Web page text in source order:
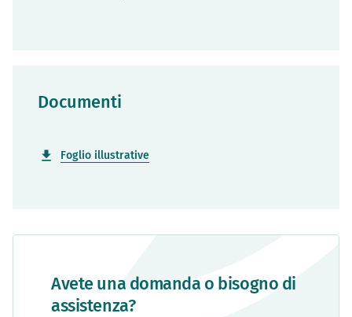
Avete una domanda o bisogno di
assistenza?
Documenti
Foglio illustrative